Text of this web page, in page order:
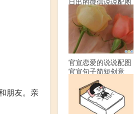
朋友。亲
官宣恋爱的说说配图
官宣句子简短创意